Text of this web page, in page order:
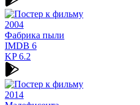
2004
Фабрика пыли
IMDB 6
KP6.2
2014